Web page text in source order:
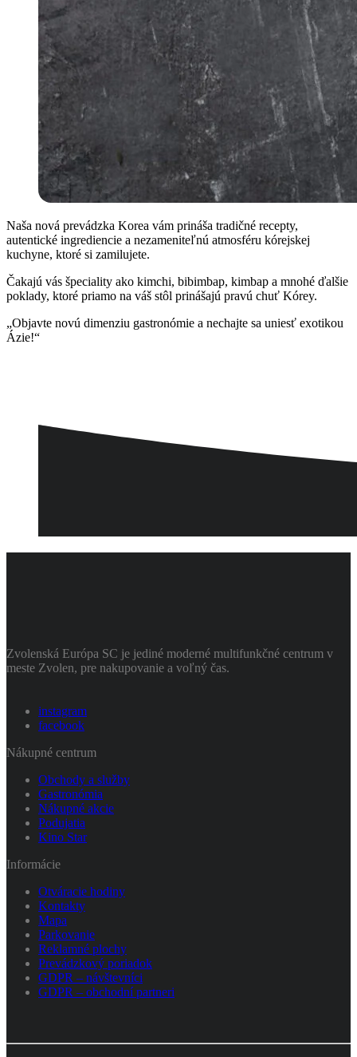
Naša nová prevádzka Korea vám prináša tradičné recepty,
autentické ingrediencie a nezameniteľnú atmosféru kórejskej
kuchyne, ktoré si zamilujete.
Čakajú vás špeciality ako kimchi, bibimbap, kimbap a mnohé ďalšie
poklady, ktoré priamo na váš stôl prinášajú pravú chuť Kórey.
„Objavte novú dimenziu gastronómie a nechajte sa uniesť exotikou
Ázie!“
Zvolenská Európa SC je jediné moderné multifunkčné centrum v
meste Zvolen, pre nakupovanie a voľný čas.
instagram
facebook
Nákupné centrum
Obchody a služby
Gastronómia
Nákupné akcie
Podujatia
Kino Star
Informácie
Otváracie hodiny
Kontakty
Mapa
Parkovanie
Reklamné plochy
Prevádzkový poriadok
GDPR – návštevníci
GDPR – obchodní partneri